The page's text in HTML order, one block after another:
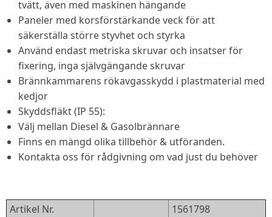
tvätt, även med maskinen hängande
Paneler med korsförstärkande veck för att
säkerställa större styvhet och styrka
Använd endast metriska skruvar och insatser för
fixering, inga självgängande skruvar
Brännkammarens rökavgasskydd i plastmaterial med
kedjor
Skyddsfläkt (IP 55):
Välj mellan Diesel & Gasolbrännare
Finns en mängd olika tillbehör & utföranden.
Kontakta oss för rådgivning om vad just du behöver
Artikel Nr.
1561798